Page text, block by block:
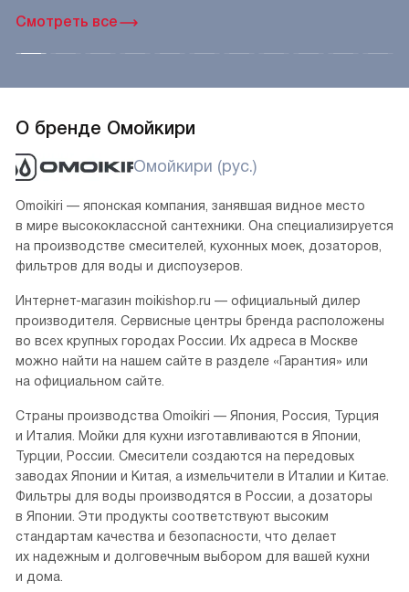
Смотреть все
О бренде Омойкири
Омойкири (рус.)
Omoikiri — японская компания, занявшая видное место
в мире высококлассной сантехники. Она специализируется
на производстве смесителей, кухонных моек, дозаторов,
фильтров для воды и диспоузеров.
Интернет-магазин moikishop.ru — официальный дилер
производителя. Сервисные центры бренда расположены
во всех крупных городах России. Их адреса в Москве
можно найти на нашем сайте в разделе «Гарантия» или
на официальном сайте.
Страны производства Omoikiri — Япония, Россия, Турция
и Италия. Мойки для кухни изготавливаются в Японии,
Турции, России. Смесители создаются на передовых
заводах Японии и Китая, а измельчители в Италии и Китае.
Фильтры для воды производятся в России, а дозаторы
в Японии. Эти продукты соответствуют высоким
стандартам качества и безопасности, что делает
их надежным и долговечным выбором для вашей кухни
и дома.